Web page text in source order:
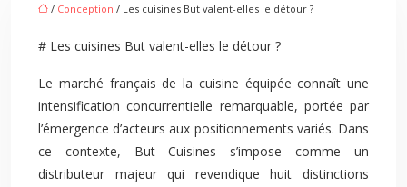
/ Conception / Les cuisines But valent-elles le détour ?
# Les cuisines But valent-elles le détour ?
Le marché français de la cuisine équipée connaît une
intensification concurrentielle remarquable, portée par
l’émergence d’acteurs aux positionnements variés. Dans
ce contexte, But Cuisines s’impose comme un
distributeur majeur qui revendique huit distinctions